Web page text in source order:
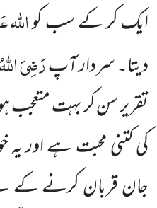
ایک کر کے سب کواللہ
دیتا۔ سردار آپرَضِیَ
تقریر سن کربہت متعجب
کی کتنی محبت ہے اور
جان قربان کرنے کے